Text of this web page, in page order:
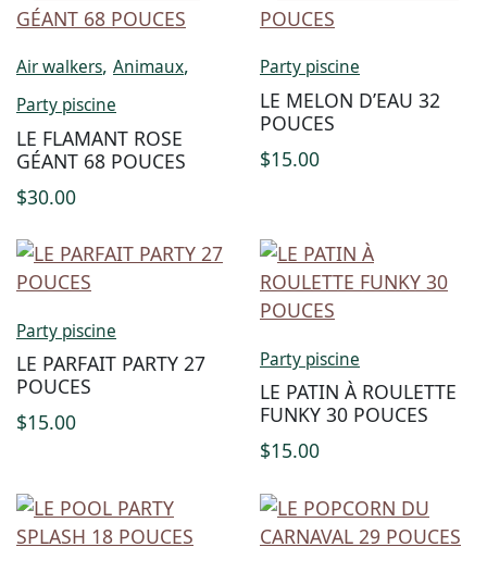
Air walkers, Animaux,
Party piscine
LE FLAMANT ROSE
GÉANT 68 POUCES
$30.00
Party piscine
LE MELON D’EAU 32
POUCES
$15.00
Party piscine
LE PARFAIT PARTY 27
POUCES
$15.00
Party piscine
LE PATIN À ROULETTE
FUNKY 30 POUCES
$15.00